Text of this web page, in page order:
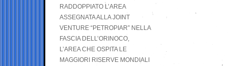
RADDOPPIATO L’AREA
ASSEGNATA ALLA JOINT
VENTURE “PETROPIAR” NELLA
FASCIA DELL’ORINOCO,
L’AREA CHE OSPITA LE
MAGGIORI RISERVE MONDIALI